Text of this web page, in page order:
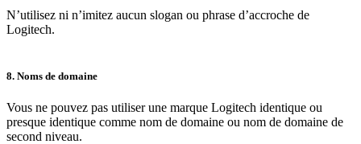
N’utilisez ni n’imitez aucun slogan ou phrase d’accroche de
Logitech.
8. Noms de domaine
Vous ne pouvez pas utiliser une marque Logitech identique ou
presque identique comme nom de domaine ou nom de domaine de
second niveau.